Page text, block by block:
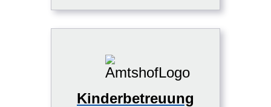
Kinderbetreuung